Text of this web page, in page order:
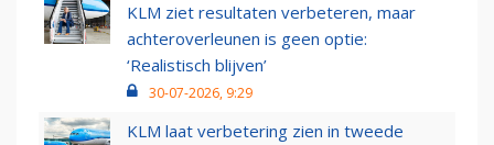
KLM ziet resultaten verbeteren, maar
achteroverleunen is geen optie:
‘Realistisch blijven’
30-07-2026, 9:29
KLM laat verbetering zien in tweede